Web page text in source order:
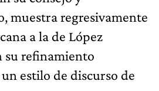
muestra regresivamente
a la de López
su refinamiento
estilo de discurso de